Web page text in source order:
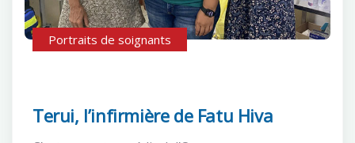
Portraits de soignants
Terui, l’infirmière de Fatu Hiva